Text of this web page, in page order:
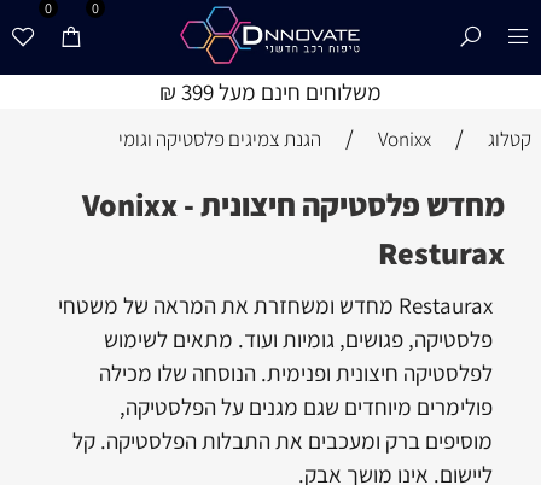
משלוחים חינם מעל 399 ₪
0 0
קטלוג /
Vonixx
/ הגנת צמיגים פלסטיקה וגומי
מחדש פלסטיקה חיצונית - Vonixx
Resturax
Restaurax מחדש ומשחזרת את המראה של משטחי
פלסטיקה, פגושים, גומיות ועוד. מתאים לשימוש
לפלסטיקה חיצונית ופנימית. הנוסחה שלו מכילה
פולימרים מיוחדים שגם מגנים על הפלסטיקה,
מוסיפים ברק ומעכבים את התבלות הפלסטיקה. קל
ליישום. אינו מושך אבק.